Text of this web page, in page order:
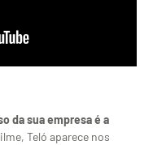
da sua empresa é a
Teló aparece nos